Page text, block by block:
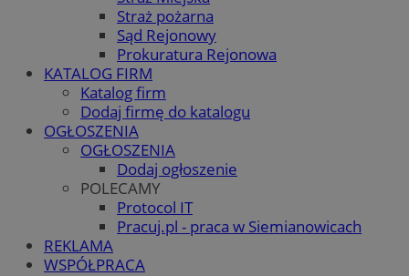
Straż pożarna
Sąd Rejonowy
Prokuratura Rejonowa
KATALOG FIRM
Katalog firm
Dodaj firmę do katalogu
OGŁOSZENIA
OGŁOSZENIA
Dodaj ogłoszenie
POLECAMY
Protocol IT
Pracuj.pl - praca w Siemianowicach
REKLAMA
WSPÓŁPRACA